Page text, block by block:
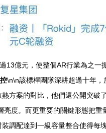
億元，使整個AR行業為之
\n\n該標桿團隊深耕超過十年
方案的對比，他們還公開突
度。而更重要的關鍵形態把
調配達到一級容量整合使得每